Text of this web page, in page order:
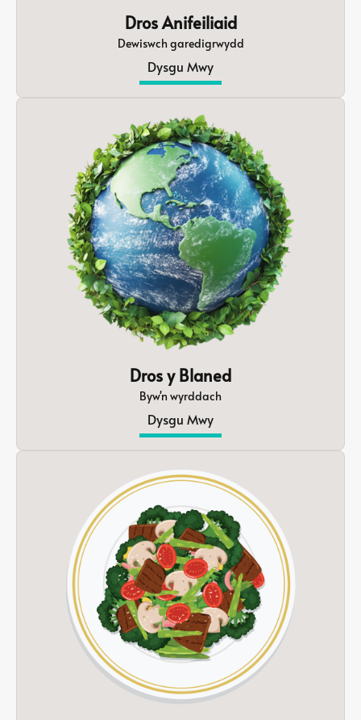
Dros Anifeiliaid
Dewiswch garedigrwydd
Dysgu Mwy
Dros y Blaned
Byw'n wyrddach
Dysgu Mwy